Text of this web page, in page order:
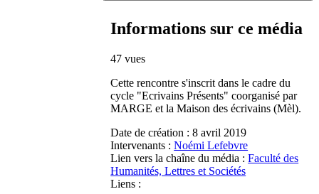
Informations sur ce média
47 vues
Cette rencontre s'inscrit dans le cadre du
cycle "Ecrivains Présents" coorganisé par
MARGE et la Maison des écrivains (Mèl).
Date de création : 8 avril 2019
Intervenants : Noémi Lefebvre
Lien vers la chaîne du média : Faculté des
Humanités, Lettres et Sociétés
Liens :